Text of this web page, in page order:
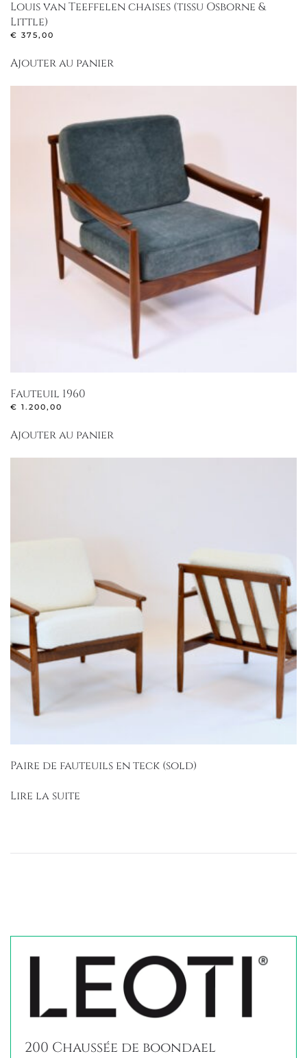
Louis van Teeffelen chaises (tissu Osborne &
Little)
€ 375,00
Ajouter au panier
Fauteuil 1960
€ 1.200,00
Ajouter au panier
Paire de fauteuils en teck (sold)
Lire la suite
200 Chaussée de boondael